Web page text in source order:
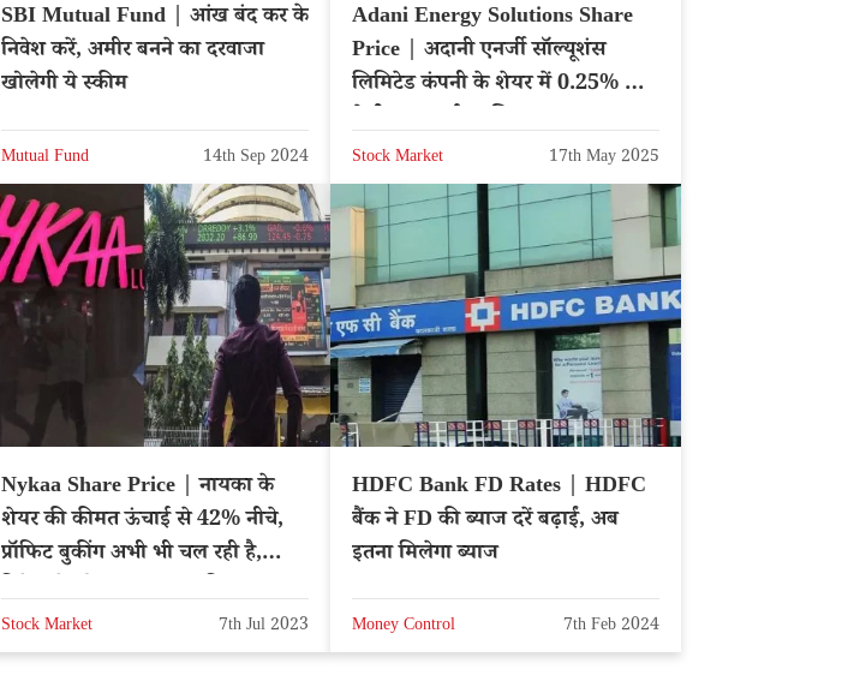
SBI Mutual Fund | आंख बंद कर के
निवेश करें, अमीर बनने का दरवाजा
खोलेगी ये स्कीम
Mutual Fund 14th Sep 2024
Adani Energy Solutions Share
Price | अदानी एनर्जी सॉल्यूशंस
लिमिटेड कंपनी के शेयर में 0.25% की
Stock Market 17th May 2025
Nykaa Share Price | नायका के
शेयर की कीमत ऊंचाई से 42% नीचे,
प्रॉफिट बुकींग अभी भी चल रही है,
Stock Market 7th Jul 2023
HDFC Bank FD Rates | HDFC
बैंक ने FD की ब्याज दरें बढ़ाईं, अब
इतना मिलेगा ब्याज
Money Control 7th Feb 2024